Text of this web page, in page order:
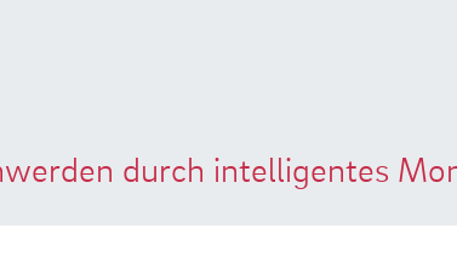
durch intelligentes